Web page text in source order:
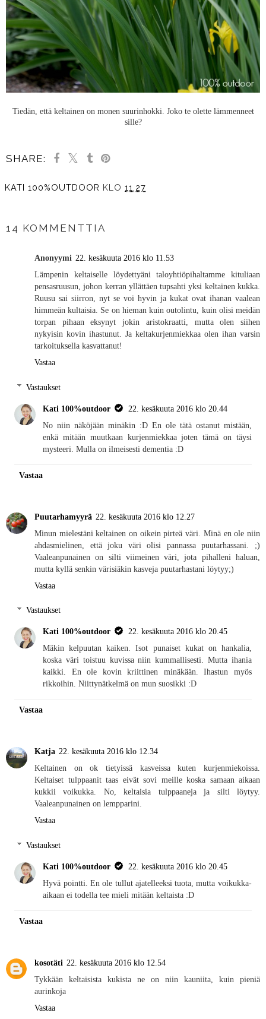
Tiedän, että keltainen on monen suurinhokki. Joko te olette lämmenneet
sille?
SHARE:
KATI 100%OUTDOOR KLO 11.27
14 KOMMENTTIA
Anonyymi 22. kesäkuuta 2016 klo 11.53
Lämpenin keltaiselle löydettyäni taloyhtiöpihaltamme kituliaan
pensasruusun, johon kerran yllättäen tupsahti yksi keltainen kukka.
Ruusu sai siirron, nyt se voi hyvin ja kukat ovat ihanan vaalean
himmeän kultaisia. Se on hieman kuin outolintu, kuin olisi meidän
torpan pihaan eksynyt jokin aristokraatti, mutta olen siihen
nykyisin kovin ihastunut. Ja keltakurjenmiekkaa olen ihan varsin
tarkoituksella kasvattanut!
Vastaa
Vastaukset
Kati 100%outdoor
22. kesäkuuta 2016 klo 20.44
No niin näköjään minäkin :D En ole tätä ostanut mistään,
enkä mitään muutkaan kurjenmiekkaa joten tämä on täysi
mysteeri. Mulla on ilmeisesti dementia :D
Vastaa
Puutarhamyyrä 22. kesäkuuta 2016 klo 12.27
Minun mielestäni keltainen on oikein pirteä väri. Minä en ole niin
ahdasmielinen, että joku väri olisi pannassa puutarhassani. ;)
Vaaleanpunainen on silti viimeinen väri, jota pihalleni haluan,
mutta kyllä senkin värisiäkin kasveja puutarhastani löytyy;)
Vastaa
Vastaukset
Kati 100%outdoor
22. kesäkuuta 2016 klo 20.45
Mäkin kelpuutan kaiken. Isot punaiset kukat on hankalia,
koska väri toistuu kuvissa niin kummallisesti. Mutta ihania
kaikki. En ole kovin kriittinen minäkään. Ihastun myös
rikkoihin. Niittynätkelmä on mun suosikki :D
Vastaa
Katja 22. kesäkuuta 2016 klo 12.34
Keltainen on ok tietyissä kasveissa kuten kurjenmiekoissa.
Keltaiset tulppaanit taas eivät sovi meille koska samaan aikaan
kukkii voikukka. No, keltaisia tulppaaneja ja silti löytyy.
Vaaleanpunainen on lempparini.
Vastaa
Vastaukset
Kati 100%outdoor
22. kesäkuuta 2016 klo 20.45
Hyvä pointti. En ole tullut ajatelleeksi tuota, mutta voikukka-
aikaan ei todella tee mieli mitään keltaista :D
Vastaa
kosotäti 22. kesäkuuta 2016 klo 12.54
Tykkään keltaisista kukista ne on niin kauniita, kuin pieniä
aurinkoja
Vastaa